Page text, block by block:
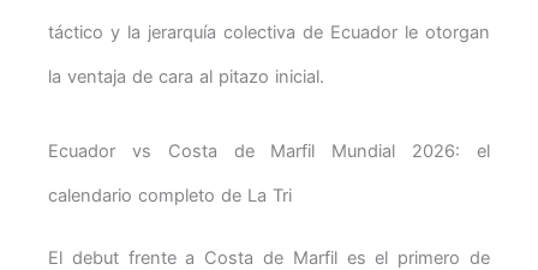
táctico y la jerarquía colectiva de Ecuador le otorgan
la ventaja de cara al pitazo inicial.
Ecuador vs Costa de Marfil Mundial 2026: el
calendario completo de La Tri
El debut frente a Costa de Marfil es el primero de